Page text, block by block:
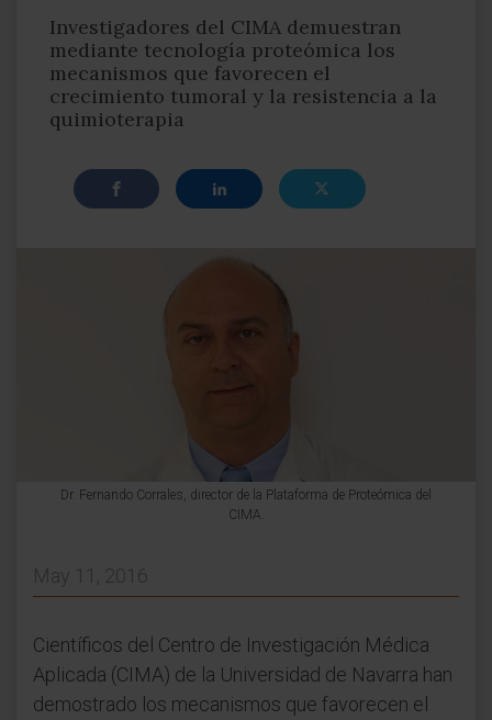
Investigadores del CIMA demuestran
mediante tecnología proteómica los
mecanismos que favorecen el
crecimiento tumoral y la resistencia a la
quimioterapia
Dr. Fernando Corrales, director de la Plataforma de Proteómica del
CIMA.
May 11, 2016
Científicos del Centro de Investigación Médica
Aplicada (CIMA) de la Universidad de Navarra han
demostrado los mecanismos que favorecen el